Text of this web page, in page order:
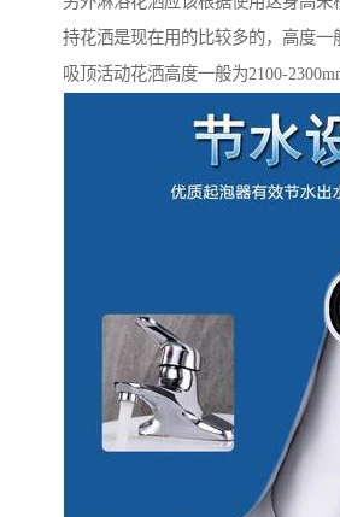
持花洒是现在用的比较多的，高度一
吸顶活动花洒高度一般为2100-